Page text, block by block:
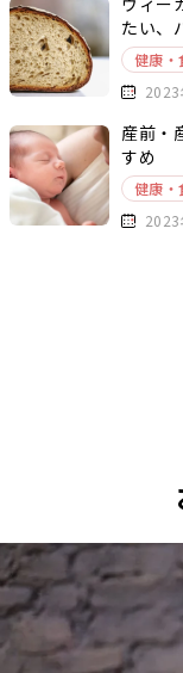
たい、
健康・
2023
産前・
すめ
健康・
2023